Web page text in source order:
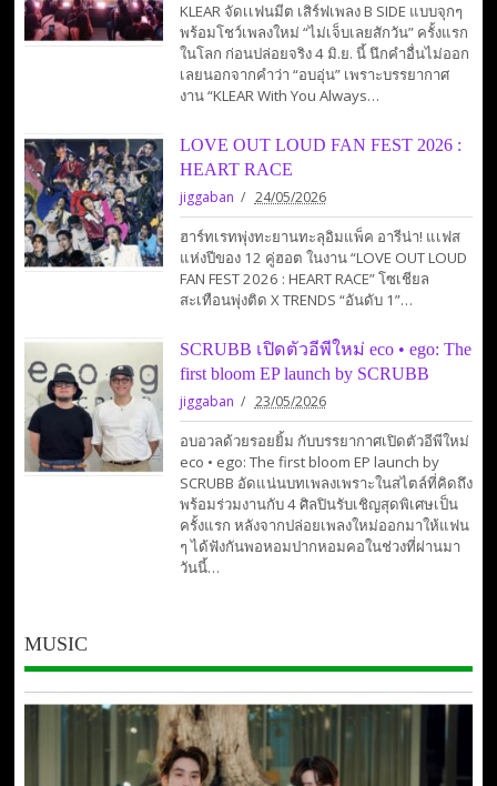
KLEAR จัดเเฟนมีต เสิร์ฟเพลง B SIDE แบบจุกๆ
พร้อมโชว์เพลงใหม่ “ไม่เจ็บเลยสักวัน” ครั้งแรก
ในโลก ก่อนปล่อยจริง 4 มิ.ย. นี้ นึกคำอื่นไม่ออก
เลยนอกจากคำว่า “อบอุ่น” เพราะบรรยากาศ
งาน “KLEAR With You Always…
LOVE OUT LOUD FAN FEST 2026 :
HEART RACE
jiggaban 24/05/2026
ฮาร์ทเรทพุ่งทะยานทะลุอิมแพ็ค อารีน่า! แเฟส
แห่งปีของ 12 คู่ฮอต ในงาน “LOVE OUT LOUD
FAN FEST 2026 : HEART RACE” โซเชียล
สะเทือนพุ่งติด X TRENDS “อันดับ 1”…
SCRUBB เปิดตัวอีพีใหม่ eco • ego: The
first bloom EP launch by SCRUBB
jiggaban 23/05/2026
อบอวลด้วยรอยยิ้ม กับบรรยากาศเปิดตัวอีพีใหม่
eco • ego: The first bloom EP launch by
SCRUBB อัดแน่นบทเพลงเพราะในสไตล์ที่คิดถึง
พร้อมร่วมงานกับ 4 ศิลปินรับเชิญสุดพิเศษเป็น
ครั้งแรก หลังจากปล่อยเพลงใหม่ออกมาให้แฟน
ๆ ได้ฟังกันพอหอมปากหอมคอในช่วงที่ผ่านมา
วันนี้…
MUSIC